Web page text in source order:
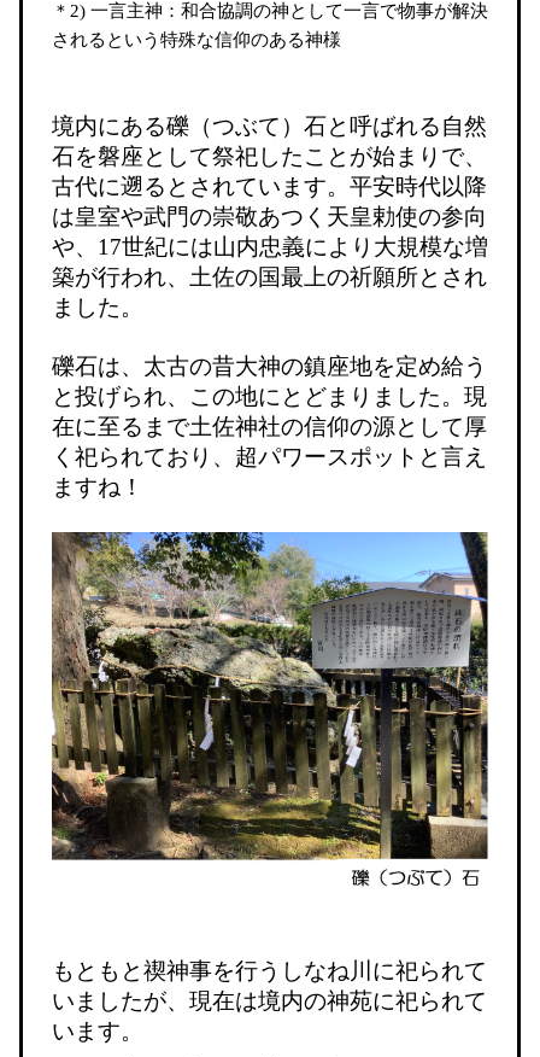
＊ 2) 一言主神： 和合協調の神として一言で物事が解決
されるという特殊な信仰のある神様
境内にある礫（つぶて）石と呼ばれる自然
石を磐座として祭祀したことが始まりで、
古代に遡るとされています。平安時代以降
は皇室や武門の崇敬あつく天皇勅使の参向
や、 17世紀には山内忠義により大規模な増
築が行われ、土佐の国最上の祈願所とされ
ました。
礫石は、太古の昔大神の鎮座地を定め給う
と投げられ、この地にとどまりました。現
在に至るまで土佐神社の信仰の源として厚
く祀られており、超パワースポットと言え
ますね！
もともと禊神事を行うしなね川に祀られて
いましたが、現在は境内の神苑に祀られて
います。